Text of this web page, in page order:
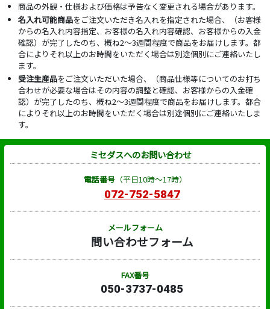
商品の外観・仕様および価格は予告なく変更される場合があります。
名入れ可能商品をご注文いただき名入れを指定された場合、（お客様
からの名入れ内容指定、お客様の名入れ内容確認、お客様からの入金
確認）が完了したのち、概ね2～3週間程度で商品をお届けします。都
合によりそれ以上のお時間をいただく場合は別途個別にご連絡いたし
ます。
受注生産品をご注文いただいた場合、（商品仕様等についてのお打ち
合わせが必要な場合はその内容の調整と確認、お客様からの入金確
認）が完了したのち、概ね2～3週間程度で商品をお届けします。都合
によりそれ以上のお時間をいただく場合は別途個別にご連絡いたしま
す。
ミセダスへのお問い合わせ
電話番号（平日10時～17時）
072-752-5847
メールフォーム
問い合わせフォーム
FAX番号
050-3737-0485